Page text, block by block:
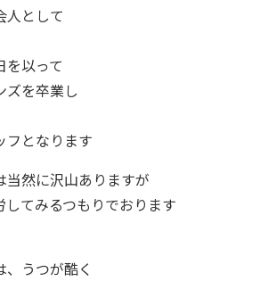
人として
を以って
ズを卒業し
フとなります
当然に沢山ありますが
てみるつもりでおります
、うつが酷く